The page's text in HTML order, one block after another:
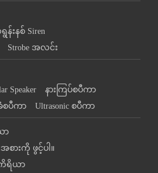
နစ် Siren
Strobe အလင်း
Speaker
နားကြပ်စပီကာ
စပီကာ Ultrasonic စပီကာ
ာ
အစားကို ဖွင့်ပါ။
ကိရိယာ